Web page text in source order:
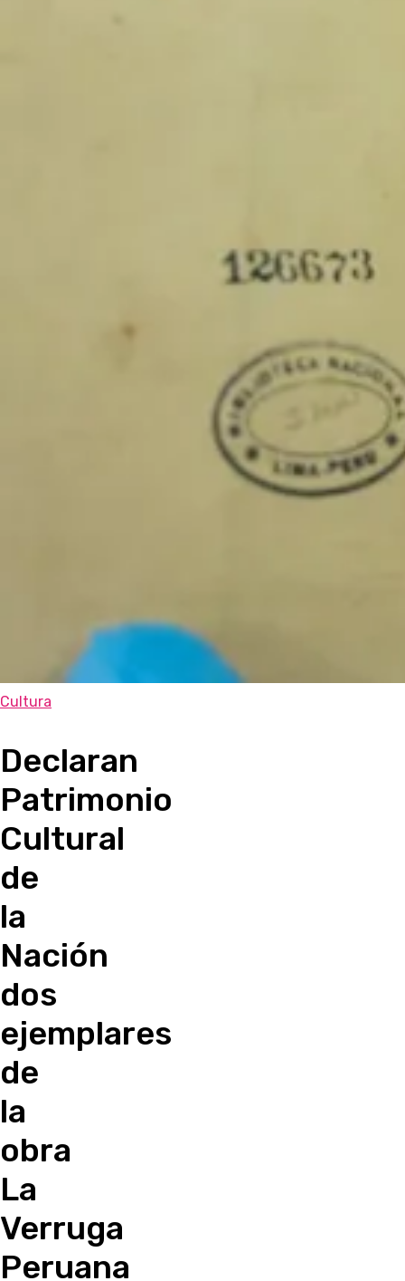
Cultura
Declaran
Patrimonio
Cultural
de
la
Nación
dos
ejemplares
de
la
obra
La
Verruga
Peruana